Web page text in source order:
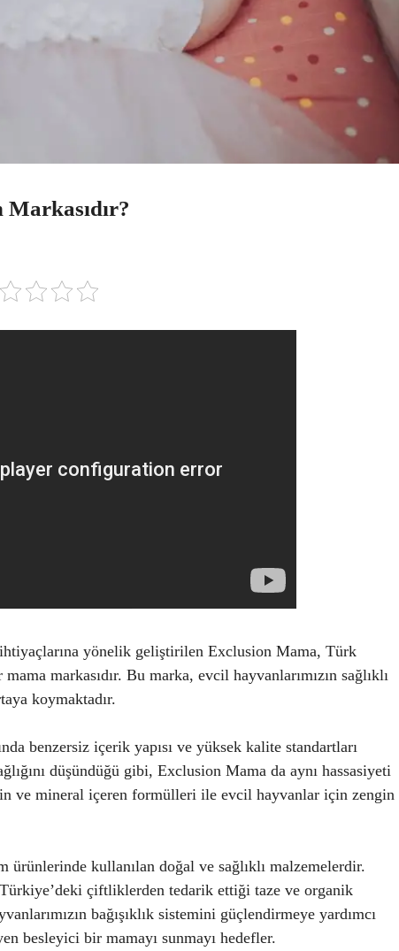
yönelik geliştirilen Exclusion Mama, Türk
markasıdır. Bu marka, evcil hayvanlarımızın sağlıklı
koymaktadır.
benzersiz içerik yapısı ve yüksek kalite standartları
düşündüğü gibi, Exclusion Mama da aynı hassasiyeti
ve mineral içeren formülleri ile evcil hayvanlar için zengin
kullanılan doğal ve sağlıklı malzemelerdir.
çiftliklerden tedarik ettiği taze ve organik
bağışıklık sistemini güçlendirmeye yardımcı
besleyici bir mamayı sunmayı hedefler.